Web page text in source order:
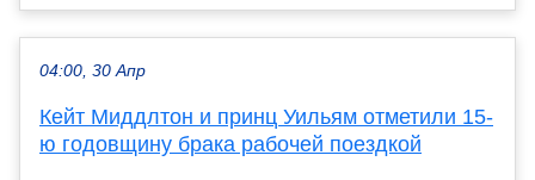
04:00, 30 Апр
Кейт Миддлтон и принц Уильям отметили 15-
ю годовщину брака рабочей поездкой